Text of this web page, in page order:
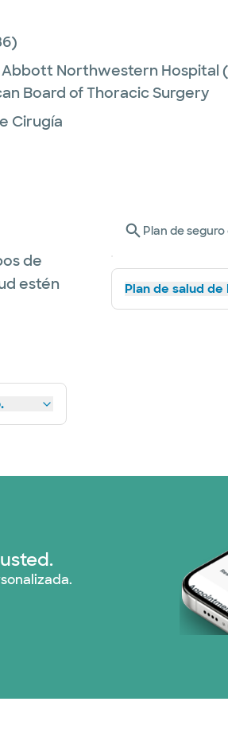
Abbott Northwestern Hospital
Board of Thoracic Surgery
Cirugía
de
estén
Plan de
Plan de salud